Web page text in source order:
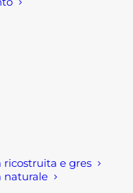
e gres
naturale